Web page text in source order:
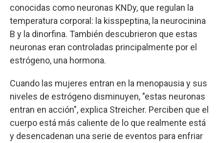
conocidas como neuronas KNDy, que regulan la
temperatura corporal: la kisspeptina, la neurocinina
B y la dinorfina. También descubrieron que estas
neuronas eran controladas principalmente por el
estrógeno, una hormona.
Cuando las mujeres entran en la menopausia y sus
niveles de estrógeno disminuyen, "estas neuronas
entran en acción", explica Streicher. Perciben que el
cuerpo está más caliente de lo que realmente está
y desencadenan una serie de eventos para enfriar